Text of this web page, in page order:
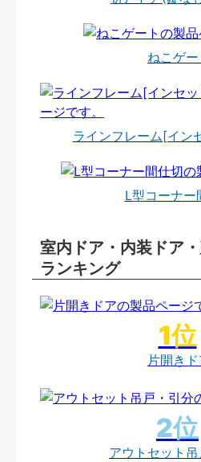
ねこゲー
ラインフレーム[イン
L型コーナー
室内ドア・内装ドア
ランキング
片開き
アウトセット